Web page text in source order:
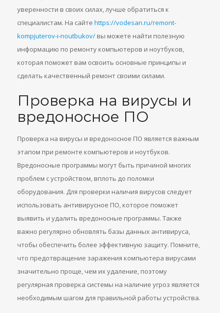
уверенности в своих силах, лучше обратиться к
специалистам. На сайте https://vodesan.ru/remont-
kompjuterov-i-noutbukov/ вы можете найти полезную
информацию по ремонту компьютеров и ноутбуков,
которая поможет вам освоить основные принципы и
сделать качественный ремонт своими силами.
Проверка на вирусы и
вредоносное ПО
Проверка на вирусы и вредоносное ПО является важным
этапом при ремонте компьютеров и ноутбуков.
Вредоносные программы могут быть причиной многих
проблем с устройством, вплоть до поломки
оборудования. Для проверки наличия вирусов следует
использовать антивирусное ПО, которое поможет
выявить и удалить вредоносные программы. Также
важно регулярно обновлять базы данных антивируса,
чтобы обеспечить более эффективную защиту. Помните,
что предотвращение заражения компьютера вирусами
значительно проще, чем их удаление, поэтому
регулярная проверка системы на наличие угроз является
необходимым шагом для правильной работы устройства.